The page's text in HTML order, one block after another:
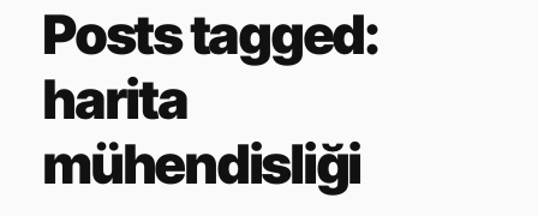
Posts tagged:
harita
mühendisliği